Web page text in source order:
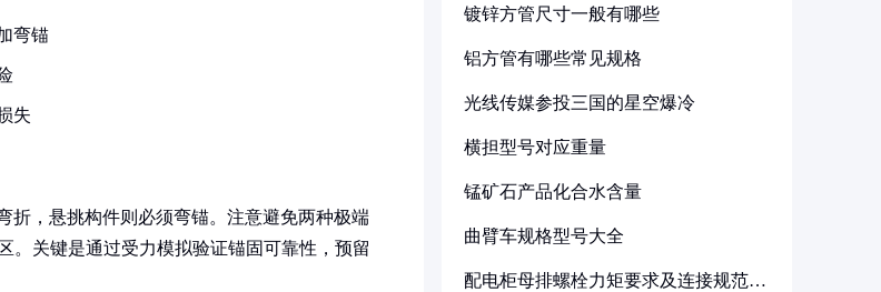
弯锚
失
折，悬挑构件则必须弯锚。注意避免两种极端
关键是通过受力模拟验证锚固可靠性，预留
镀锌方管尺寸一般有哪些
铝方管有哪些常见规格
光线传媒参投三国的星空爆冷
横担型号对应重量
锰矿石产品化合水含量
曲臂车规格型号大全
配电柜母排螺栓力矩要求及连接规范详